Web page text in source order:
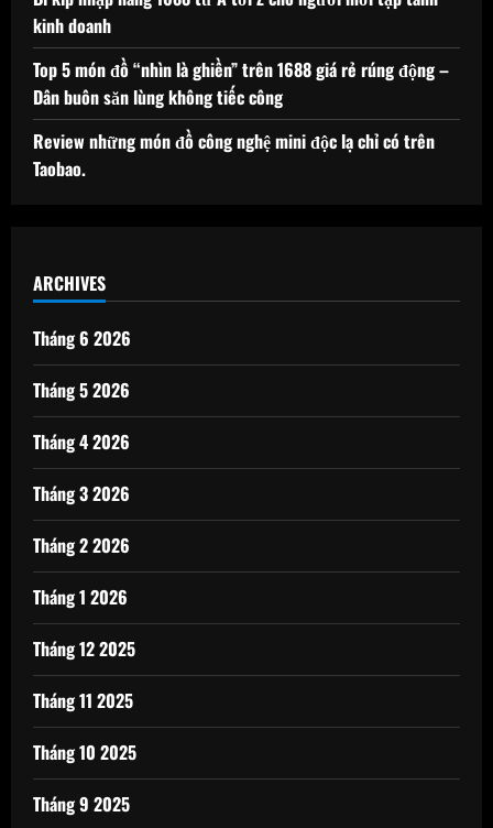
kinh doanh
Top 5 món đồ “nhìn là ghiền” trên 1688 giá rẻ rúng động –
Dân buôn săn lùng không tiếc công
Review những món đồ công nghệ mini độc lạ chỉ có trên
Taobao.
ARCHIVES
Tháng 6 2026
Tháng 5 2026
Tháng 4 2026
Tháng 3 2026
Tháng 2 2026
Tháng 1 2026
Tháng 12 2025
Tháng 11 2025
Tháng 10 2025
Tháng 9 2025